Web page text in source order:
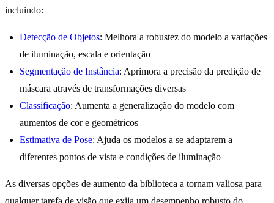
incluindo:
Detecção de Objetos: Melhora a robustez do modelo a variações
de iluminação, escala e orientação
Segmentação de Instância: Aprimora a precisão da predição de
máscara através de transformações diversas
Classificação: Aumenta a generalização do modelo com
aumentos de cor e geométricos
Estimativa de Pose: Ajuda os modelos a se adaptarem a
diferentes pontos de vista e condições de iluminação
As diversas opções de aumento da biblioteca a tornam valiosa para